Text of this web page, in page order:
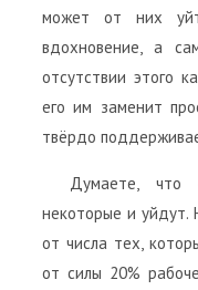
может от них
вдохновение, а
отсутствии этого
его им заменит
твёрдо
Думаете, что
некоторые и уйдут.
от числа тех,
от силы 20%